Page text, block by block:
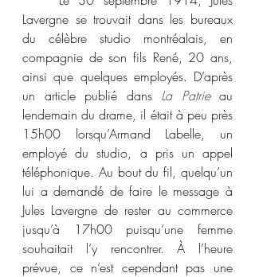
Lavergne se trouvait dans les bureaux
du célèbre studio montréalais, en
compagnie de son fils René, 20 ans,
ainsi que quelques employés. D’après
un article publié dans La Patrie au
lendemain du drame, il était à peu près
15h00 lorsqu’Armand Labelle, un
employé du studio, a pris un appel
téléphonique. Au bout du fil, quelqu’un
lui a demandé de faire le message à
Jules Lavergne de rester au commerce
jusqu’à 17h00 puisqu’une femme
souhaitait l’y rencontrer. À l’heure
prévue, ce n’est cependant pas une